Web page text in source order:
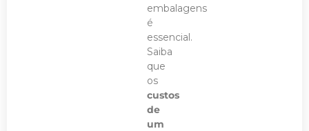
embalagens
é
essencial.
Saiba
que
os
custos
de
um